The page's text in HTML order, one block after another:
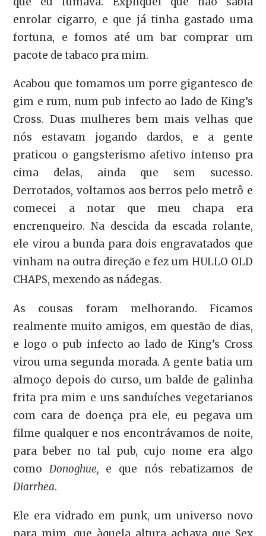
enrolar cigarro, e que já tinha gastado uma
fortuna, e fomos até um bar comprar um
pacote de tabaco pra mim.
Acabou que tomamos um porre gigantesco de
gim e rum, num pub infecto ao lado de King’s
Cross. Duas mulheres bem mais velhas que
nós estavam jogando dardos, e a gente
praticou o gangsterismo afetivo intenso pra
cima delas, ainda que sem sucesso.
Derrotados, voltamos aos berros pelo metrô e
comecei a notar que meu chapa era
encrenqueiro. Na descida da escada rolante,
ele virou a bunda para dois engravatados que
vinham na outra direção e fez um HULLO OLD
CHAPS, mexendo as nádegas.
As cousas foram melhorando. Ficamos
realmente muito amigos, em questão de dias,
e logo o pub infecto ao lado de King’s Cross
virou uma segunda morada. A gente batia um
almoço depois do curso, um balde de galinha
frita pra mim e uns sanduíches vegetarianos
com cara de doença pra ele, eu pegava um
filme qualquer e nos encontrávamos de noite,
para beber no tal pub, cujo nome era algo
como Donoghue, e que nós rebatizamos de
Diarrhea.
Ele era vidrado em punk, um universo novo